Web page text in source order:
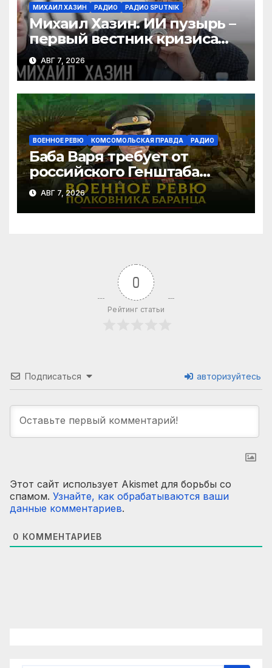
МИХАИЛ ХАЗИН РАДИО РАДИО SPUTNIK
Михаил Хазин. ИИ пузырь –
первый вестник кризиса
или миф?
АВГ 7, 2026
ВОЕННОЕ РЕВЮ КОМСОМОЛЬСКАЯ ПРАВДА РАДИО
Баба Варя требует от
российского Генштаба
стратегической операции
на Украине. Как быть? |
07.08.2026
АВГ 7, 2026
0
Рейтинг статьи
Подписаться авторизуйтесь
Этот сайт использует Akismet для борьбы со
спамом. Узнайте, как обрабатываются ваши
данные комментариев.
0 КОММЕНТАРИЕВ